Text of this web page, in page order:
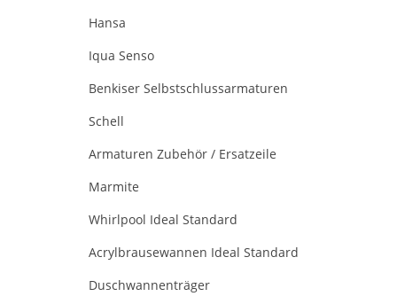
Hansa
Iqua Senso
Benkiser Selbstschlussarmaturen
Schell
Armaturen Zubehör / Ersatzeile
Marmite
Whirlpool Ideal Standard
Acrylbrausewannen Ideal Standard
Duschwannenträger